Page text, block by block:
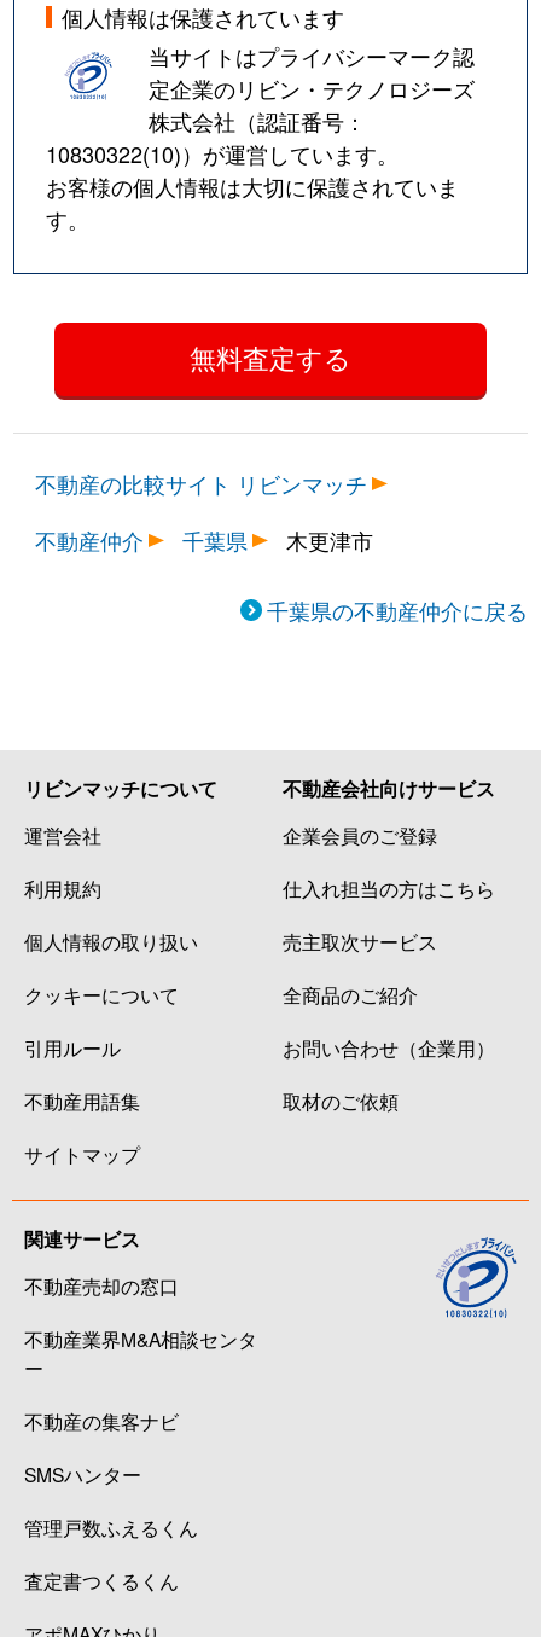
個人情報は保護されています
当サイトはプライバシーマーク認
定企業のリビン・テクノロジーズ
株式会社（認証番号：
10830322(10)）が運営しています。
お客様の個人情報は大切に保護されていま
す。
不動産の比較サイト リビンマッチ
不動産仲介
千葉県 木更津市
千葉県の不動産仲介に戻る
リビンマッチについて
運営会社
利用規約
個人情報の取り扱い
クッキーについて
引用ルール
不動産用語集
サイトマップ
不動産会社向けサービス
企業会員のご登録
仕入れ担当の方はこちら
売主取次サービス
全商品のご紹介
お問い合わせ（企業用）
取材のご依頼
関連サービス
不動産売却の窓口
不動産業界M&A相談センタ
ー
不動産の集客ナビ
SMSハンター
管理戸数ふえるくん
査定書つくるくん